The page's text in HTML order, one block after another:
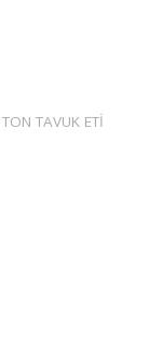
TAVUK ETİ